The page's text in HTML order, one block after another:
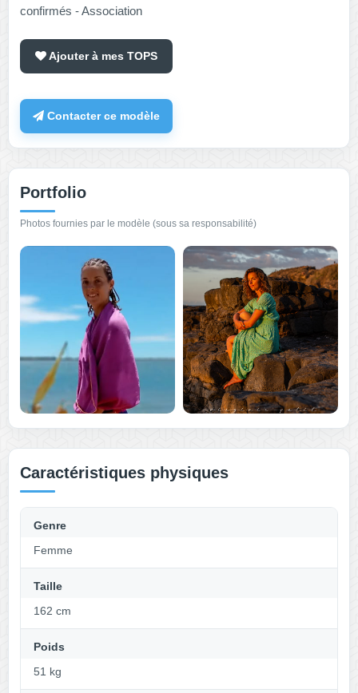
confirmés - Association
Ajouter à mes TOPS
Contacter ce modèle
Portfolio
Photos fournies par le modèle (sous sa responsabilité)
Caractéristiques physiques
Genre
Femme
Taille
162 cm
Poids
51 kg